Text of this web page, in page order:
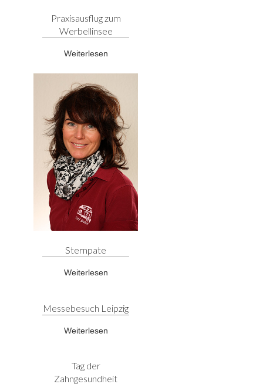
Praxisausflug zum
Werbellinsee
Weiterlesen
Sternpate
Weiterlesen
Messebesuch Leipzig
Weiterlesen
Tag der
Zahngesundheit